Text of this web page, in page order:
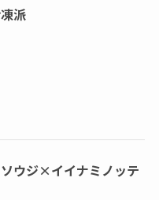
派
ウジ×イイナミノッテ